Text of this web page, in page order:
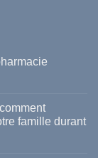
famille durant